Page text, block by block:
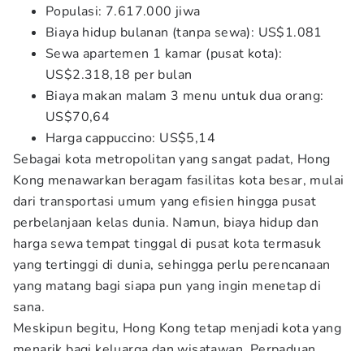
Populasi: 7.617.000 jiwa
Biaya hidup bulanan (tanpa sewa): US$1.081
Sewa apartemen 1 kamar (pusat kota):
US$2.318,18 per bulan
Biaya makan malam 3 menu untuk dua orang:
US$70,64
Harga cappuccino: US$5,14
Sebagai kota metropolitan yang sangat padat, Hong
Kong menawarkan beragam fasilitas kota besar, mulai
dari transportasi umum yang efisien hingga pusat
perbelanjaan kelas dunia. Namun, biaya hidup dan
harga sewa tempat tinggal di pusat kota termasuk
yang tertinggi di dunia, sehingga perlu perencanaan
yang matang bagi siapa pun yang ingin menetap di
sana.
Meskipun begitu, Hong Kong tetap menjadi kota yang